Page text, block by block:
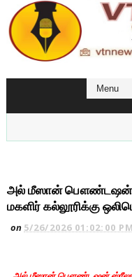
அல் மீஸான் பௌண்டஷன்
மகளிர் கல்லூரிக்கு
on 5/26/2026 01:02:00 PM